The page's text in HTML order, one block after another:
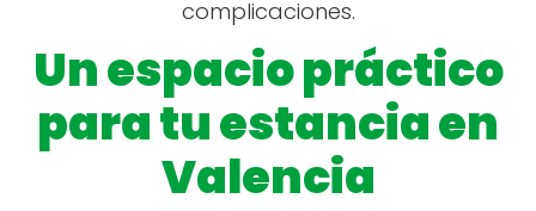
complicaciones.
Un espacio práctico
para tu estancia en
Valencia